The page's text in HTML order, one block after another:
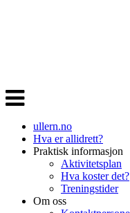
Veksle
navigasjon
ullern.no
Hva er allidrett?
Praktisk informasjon
Aktivitetsplan
Hva koster det?
Treningstider
Om oss